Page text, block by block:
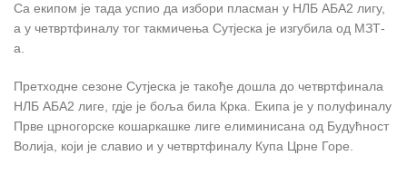
Са екипом је тада успио да избори пласман у НЛБ АБА2 лигу,
а у четвртфиналу тог такмичења Сутјеска је изгубила од МЗТ-
а.
Претходне сезоне Сутјеска је такође дошла до четвртфинала
НЛБ АБА2 лиге, гдје је боља била Крка. Екипа је у полуфиналу
Прве црногорске кошаркашке лиге елиминисана од Будућност
Волија, који је славио и у четвртфиналу Купа Црне Горе.